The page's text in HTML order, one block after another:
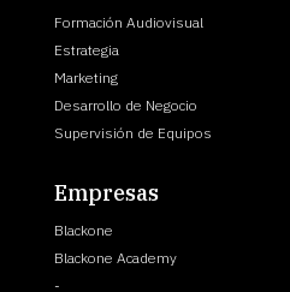
Formación Audiovisual
Estrategia
Marketing
Desarrollo de Negocio
Supervisión de Equipos
Empresas
Blackone
Blackone Academy
-